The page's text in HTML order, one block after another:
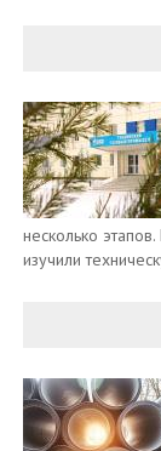
несколько
изучили